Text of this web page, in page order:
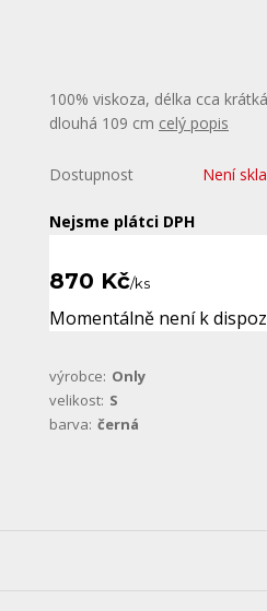
100% viskoza, délka cca
dlouhá 109 cm celý popis
Dostupnost Není
Nejsme plátci DPH
870 Kč/ks
Momentálně není k
výrobce: Only
velikost: S
barva: černá